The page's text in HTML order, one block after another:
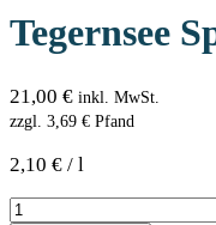
Tegernsee
21,00 € inkl. MwSt.
zzgl. 3,69 € Pfand
2,10 € / l